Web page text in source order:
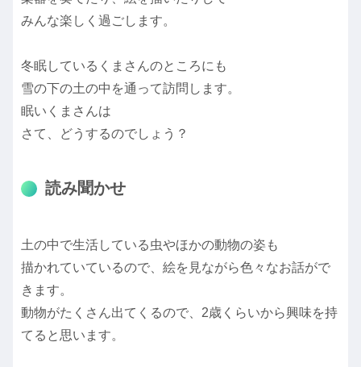
みんな楽しく過ごします。
冬眠しているくまさんのところにも
雪の下の土の中を通って訪問します。
眠いくまさんは
さて、どうするのでしょう？
読み聞かせ
土の中で生活している虫やほかの動物の姿も
描かれていているので、絵を見ながら色々なお話がで
きます。
動物がたくさん出てくるので、2歳くらいから興味を持
てると思います。